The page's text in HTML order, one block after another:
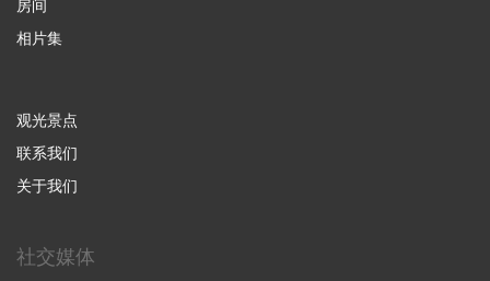
房间
相片集
观光景点
联系我们
关于我们
社交媒体